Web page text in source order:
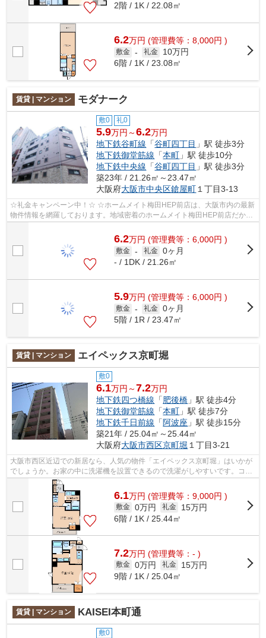
2階 / 1K / 22.08㎡
6.2万円 (管理費等：8,000円 )
敷金 - 礼金
10万円
6階 / 1K / 23.08㎡
賃貸 | マンション モダナーク
敷0 礼0
5.9万円～6.2万円
地下鉄谷町線 「谷町四丁目 」駅 徒歩3分
地下鉄御堂筋線 「本町 」駅 徒歩10分
地下鉄中央線 「谷町四丁目 」駅 徒歩3分
築23年 / 21.26㎡～23.47㎡
大阪府大阪市中央区鎗屋町 １丁目3-13
☆礼金キャンペーン中！☆ ☆ホームメイト梅田HEP前店は、大阪市内の最新
物件情報を網羅しております。地域密着のホームメイト梅田HEP前店だから
できるお部屋探し品質であなたの理想のお...
6.2万円 (管理費等：6,000円 )
敷金 - 礼金 0ヶ月
- / 1DK / 21.26㎡
5.9万円 (管理費等：6,000円 )
敷金 - 礼金 0ヶ月
5階 / 1R / 23.47㎡
賃貸 | マンション エイペックス京町堀
敷0
6.1万円～7.2万円
地下鉄四つ橋線 「肥後橋 」駅 徒歩4分
地下鉄御堂筋線 「本町 」駅 徒歩7分
地下鉄千日前線 「 阿波座 」駅 徒歩15分
築21年 / 25.04㎡～25.44㎡
大阪府大阪市西区京町堀 １丁目3-21
大阪市西区近辺での新居なら、人気の物件「エイペックス京町堀」はいかが
でしょうか。お家の中に洗濯機を設置できるので洗濯がしやすいです。コン
クリート躯体で隙間がなく気密性や断...
6.1万円 (管理費等：9,000円 )
敷金 0万円 礼金
15万円
6階 / 1K / 25.44㎡
7.2万円 (管理費等：- )
敷金 0万円 礼金
15万円
9階 / 1K / 25.04㎡
賃貸 | マンション KAISEI本町通
敷0